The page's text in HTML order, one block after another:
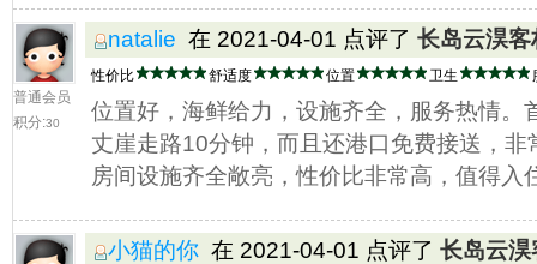
普通会员
积分:30
natalie 在 2021-04-01 点评了 长岛云淏客
性价比 舒适度 位置 卫生
位置好，海鲜给力，设施齐全，服务热情。
丈崖走路10分钟，而且还港口免费接送，
房间设施齐全敞亮，性价比非常高，值得入
小猫的你 在 2021-04-01 点评了 长岛云淏